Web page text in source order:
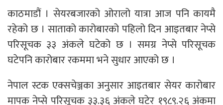
काठमाडौं । सेयरबजारको ओरालो यात्रा आज पनि कायमै
रहेको छ । साताको कारोबारको पहिलो दिन आइतबार नेप्से
परिसूचक ३३ अंकले घटेको छ । समग्र नेप्से परिसूचक
घटेपनि कारोबार रकममा भने सुधार आएको छ ।
नेपाल स्टक एक्सचेञ्जका अनुसार आइतबार सेयर कारोबार
मापक नेप्से परिसूचक ३३.३६ अंकले घटेर १९८९.२६ अंकमा